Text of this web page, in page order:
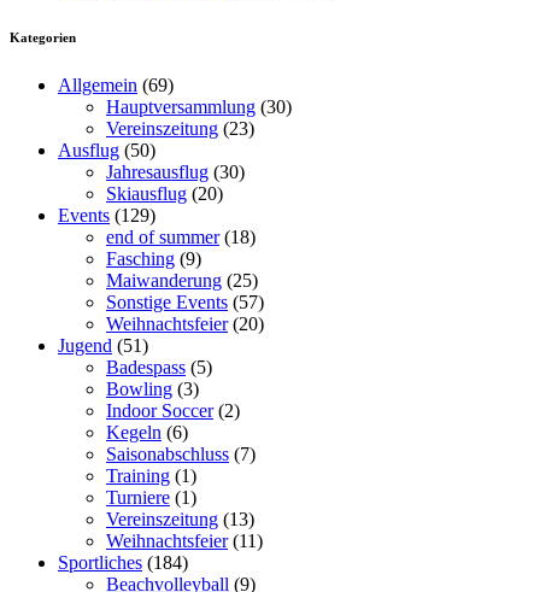
Kategorien
Allgemein (69)
Hauptversammlung (30)
Vereinszeitung (23)
Ausflug (50)
Jahresausflug (30)
Skiausflug (20)
Events (129)
end of summer(18)
Fasching (9)
Maiwanderung (25)
Sonstige Events (57)
Weihnachtsfeier(20)
Jugend (51)
Badespass (5)
Bowling (3)
Indoor Soccer(2)
Kegeln (6)
Saisonabschluss (7)
Training (1)
Turniere (1)
Vereinszeitung (13)
Weihnachtsfeier(11)
Sportliches (184)
Beachvolleyball (9)